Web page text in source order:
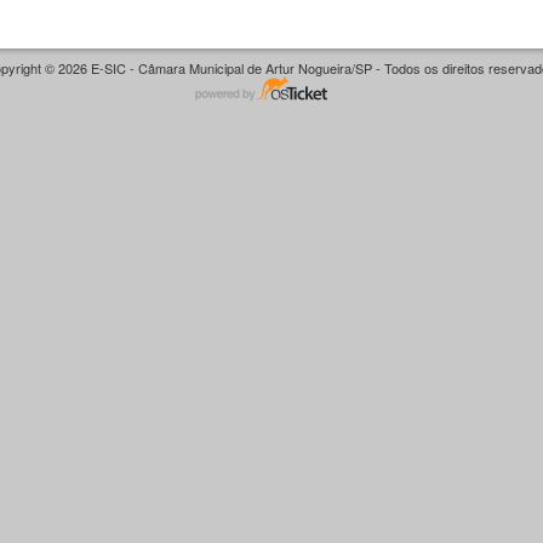
© 2026 E-SIC - Câmara Municipal de Artur Nogueira/SP - Todos os direitos